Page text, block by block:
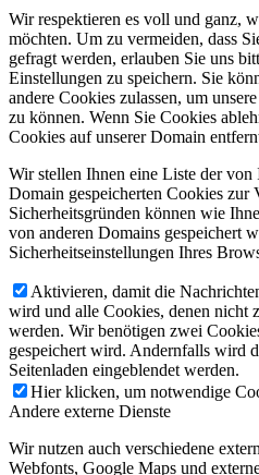
Wir respektieren es voll und ganz,
möchten. Um zu vermeiden, dass
gefragt werden, erlauben Sie uns
Einstellungen zu speichern. Sie
andere Cookies zulassen, um
zu können. Wenn Sie Cookies
Cookies auf unserer Domain
Wir stellen Ihnen eine Liste der von
Domain gespeicherten Cookies zur
Sicherheitsgründen können wie
von anderen Domains gespeichert
Sicherheitseinstellungen Ihres
Aktivieren, damit die
wird und alle Cookies, denen nicht
werden. Wir benötigen zwei
gespeichert wird. Andernfalls wird
Seitenladen eingeblendet werden.
Hier klicken, um notwendige
Andere externe Dienste
Wir nutzen auch verschiedene
Webfonts, Google Maps und